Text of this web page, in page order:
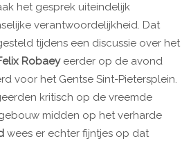
het gesprek uiteindelijk
verantwoordelijkheid. Dat
tijdens een discussie over het
Robaeyeerder op de avond
voor het Gentse Sint-Pietersplein.
kritisch op de vreemde
midden op het verharde
wees er echter fijntjes op dat